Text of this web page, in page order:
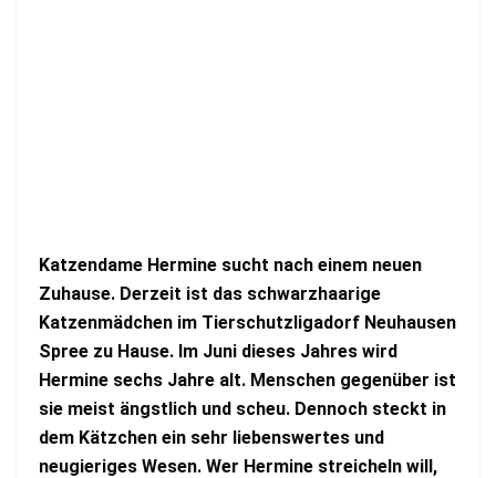
Katzendame Hermine sucht nach einem neuen
Zuhause. Derzeit ist das schwarzhaarige
Katzenmädchen im Tierschutzligadorf Neuhausen
Spree zu Hause. Im Juni dieses Jahres wird
Hermine sechs Jahre alt. Menschen gegenüber ist
sie meist ängstlich und scheu. Dennoch steckt in
dem Kätzchen ein sehr liebenswertes und
neugieriges Wesen. Wer Hermine streicheln will,